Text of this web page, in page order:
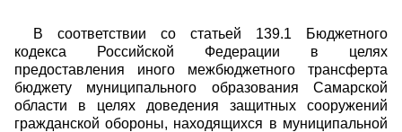
В соответствии со статьей 139.1 Бюджетного
кодекса Российской Федерации в целях
предоставления иного межбюджетного трансферта
бюджету муниципального образования Самарской
области в целях доведения защитных сооружений
гражданской обороны, находящихся в муниципальной